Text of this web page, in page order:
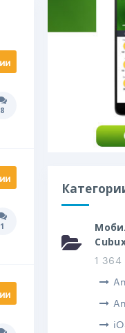
Количество ответов:
8
Количество ответов:
1
1 364